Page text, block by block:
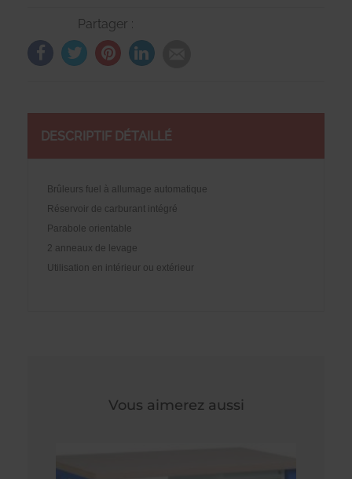
Partager :
DESCRIPTIF DÉTAILLÉ
Brûleurs fuel à allumage automatique
Réservoir de carburant intégré
Parabole orientable
2 anneaux de levage
Utilisation en intérieur ou extérieur
Vous aimerez aussi